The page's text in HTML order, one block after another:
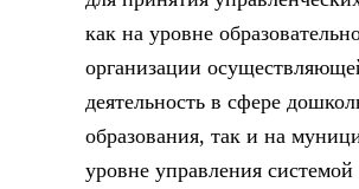
как на уровне
организации
деятельность в сфере
образования, так и на
уровне управления системой